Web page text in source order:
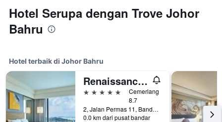
Hotel Serupa dengan Trove Johor
Bahru
Hotel terbaik di Johor Bahru
Renaissance Johor Bahru Hotel
5 bintang
Cemerlang
8.7
2, Jalan Permas 11, Bandar Baru Permas Jaya, Johor Bahru, Malaysia
0.0 km dari pusat bandar